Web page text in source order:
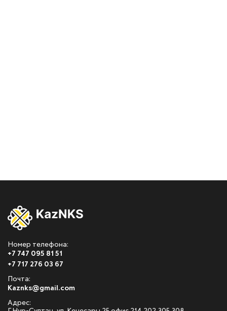
Номер телефона:
+7 747 095 81 51
+7 717 276 03 67
Почта:
Kaznks@gmail.com
Адрес: